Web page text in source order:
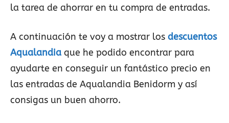
la tarea de ahorrar en tu compra de entradas.
A continuación te voy a mostrar los descuentos
Aqualandia que he podido encontrar para
ayudarte en conseguir un fantástico precio en
las entradas de Aqualandia Benidorm y así
consigas un buen ahorro.